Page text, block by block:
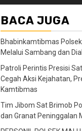
BACA JUGA
Bhabinkamtibmas
Melalui Sambang dan
Patroli Perintis Presisi
Cegah Aksi Kejahatan,
Kamtibmas
Tim Jibom Sat Brimob
dan Granat Peninggalan